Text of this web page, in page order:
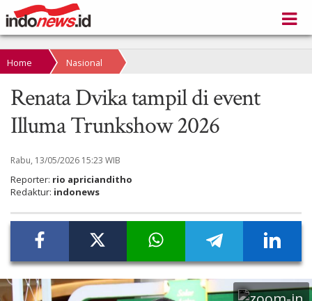
Home Nasional
Renata Dvika tampil di event
Illuma Trunkshow 2026
Rabu, 13/05/2026 15:23 WIB
Reporter: rio apricianditho
Redaktur: indonews